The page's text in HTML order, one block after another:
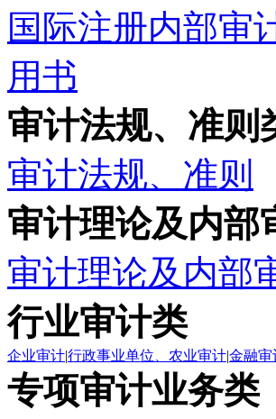
国际注册内部审
用书
审计法规、准则
审计法规、准则
审计理论及内部
审计理论及内部
行业审计类
企业审计|行政事业单位、农业审计|金融审
专项审计业务类